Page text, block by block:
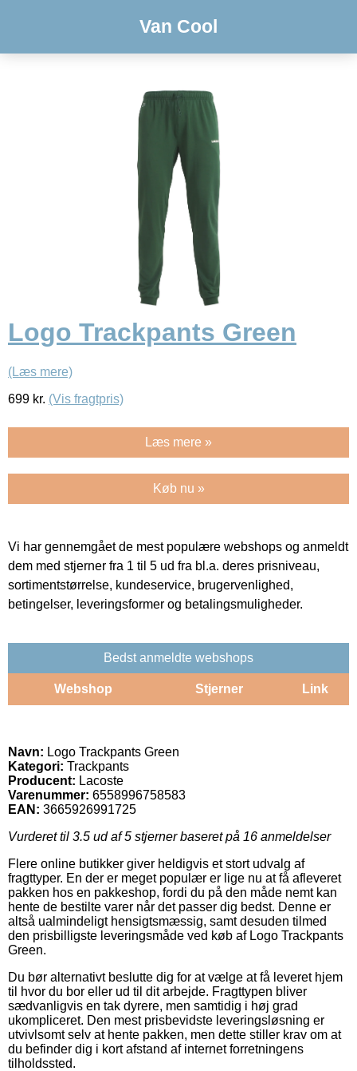
Van Cool
Logo Trackpants Green
(Læs mere)
699 kr. (Vis fragtpris)
Læs mere »
Køb nu »
Vi har gennemgået de mest populære webshops og anmeldt
dem med stjerner fra 1 til 5 ud fra bl.a. deres prisniveau,
sortimentstørrelse, kundeservice, brugervenlighed,
betingelser, leveringsformer og betalingsmuligheder.
Bedst anmeldte webshops
Webshop Stjerner Link
Navn: Logo Trackpants Green
Kategori: Trackpants
Producent: Lacoste
Varenummer: 6558996758583
EAN: 3665926991725
Vurderet til 3.5 ud af 5 stjerner baseret på 16 anmeldelser
Flere online butikker giver heldigvis et stort udvalg af
fragttyper. En der er meget populær er lige nu at få afleveret
pakken hos en pakkeshop, fordi du på den måde nemt kan
hente de bestilte varer når det passer dig bedst. Denne er
altså ualmindeligt hensigtsmæssig, samt desuden tilmed
den prisbilligste leveringsmåde ved køb af Logo Trackpants
Green.
Du bør alternativt beslutte dig for at vælge at få leveret hjem
til hvor du bor eller ud til dit arbejde. Fragttypen bliver
sædvanligvis en tak dyrere, men samtidig i høj grad
ukompliceret. Den mest prisbevidste leveringsløsning er
utvivlsomt selv at hente pakken, men dette stiller krav om at
du befinder dig i kort afstand af internet forretningens
tilholdssted.